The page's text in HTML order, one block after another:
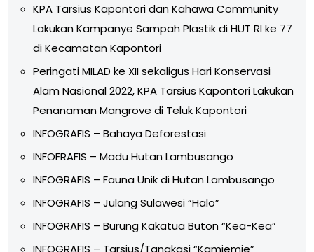
KPA Tarsius Kapontori dan Kahawa Community
Lakukan Kampanye Sampah Plastik di HUT RI ke 77
di Kecamatan Kapontori
Peringati MILAD ke XII sekaligus Hari Konservasi
Alam Nasional 2022, KPA Tarsius Kapontori Lakukan
Penanaman Mangrove di Teluk Kapontori
INFOGRAFIS – Bahaya Deforestasi
INFOFRAFIS – Madu Hutan Lambusango
INFOGRAFIS – Fauna Unik di Hutan Lambusango
INFOGRAFIS – Julang Sulawesi “Halo”
INFOGRAFIS – Burung Kakatua Buton “Kea-Kea”
INFOGRAFIS – Tarsius/Tangkasi “Kamiemie”